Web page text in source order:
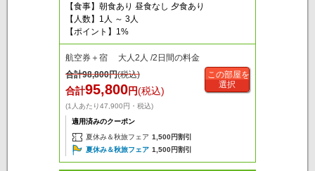
【食事】朝食あり 昼食なし 夕食あり
【人数】1人 ～ 3人
【ポイント】1%
航空券＋宿 大人2人 /2日間の料金
合計98,800円(税込)
合計95,800円(税込)
(1人あたり47,900円・税込)
適用済みのクーポン
夏休み＆秋旅フェア 1,500円割引
夏休み＆秋旅フェア 1,500円割引
この部屋を
選択